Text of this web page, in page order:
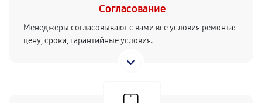
Согласование
Менеджеры согласовывают с вами все условия ремонта:
цену, сроки, гарантийные условия.